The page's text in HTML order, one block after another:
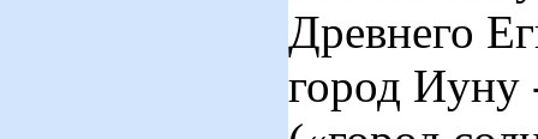
Древнего
город Иуну